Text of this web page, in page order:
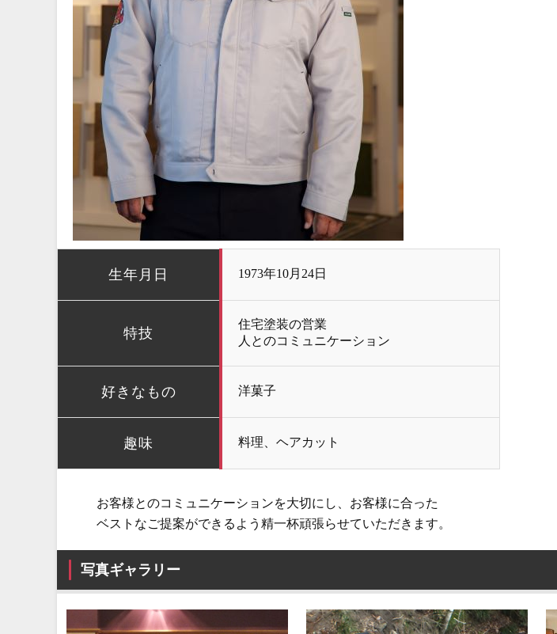
生年月日 1973年10月24日
特技
住宅塗装の営業
人とのコミュニケーション
好きなもの 洋菓子
趣味 料理、ヘアカット
お客様とのコミュニケーションを大切にし、お客様に合った
ベストなご提案ができるよう精一杯頑張らせていただきます。
写真ギャラリー